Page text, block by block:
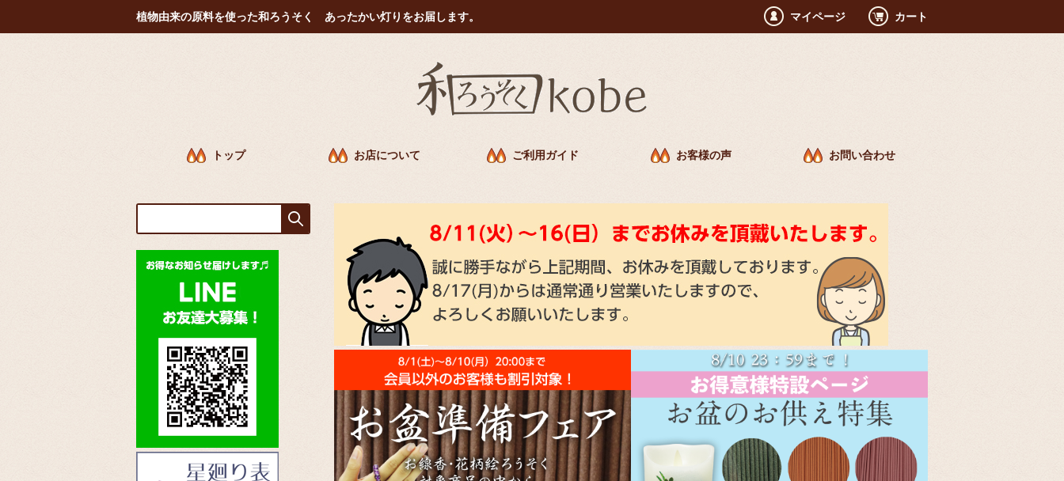
植物由来の原料を使った和ろうそく あったかい灯りをお届します。 マイページ カート
トップ お店について ご利用ガイド お客様の声 お問い合わせ